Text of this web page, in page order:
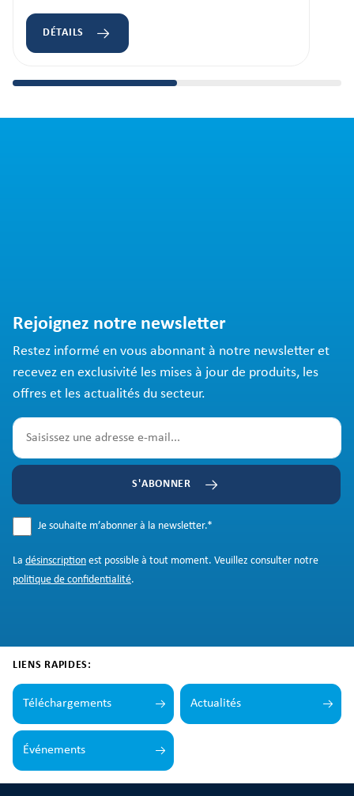
DÉTAILS
Rejoignez notre newsletter
Restez informé en vous abonnant à notre newsletter et
recevez en exclusivité les mises à jour de produits, les
offres et les actualités du secteur.
S'ABONNER
Je souhaite m’abonner à la newsletter.*
La désinscription est possible à tout moment. Veuillez consulter notre
politique de confidentialité.
LIENS RAPIDES:
Téléchargements Actualités
Événements